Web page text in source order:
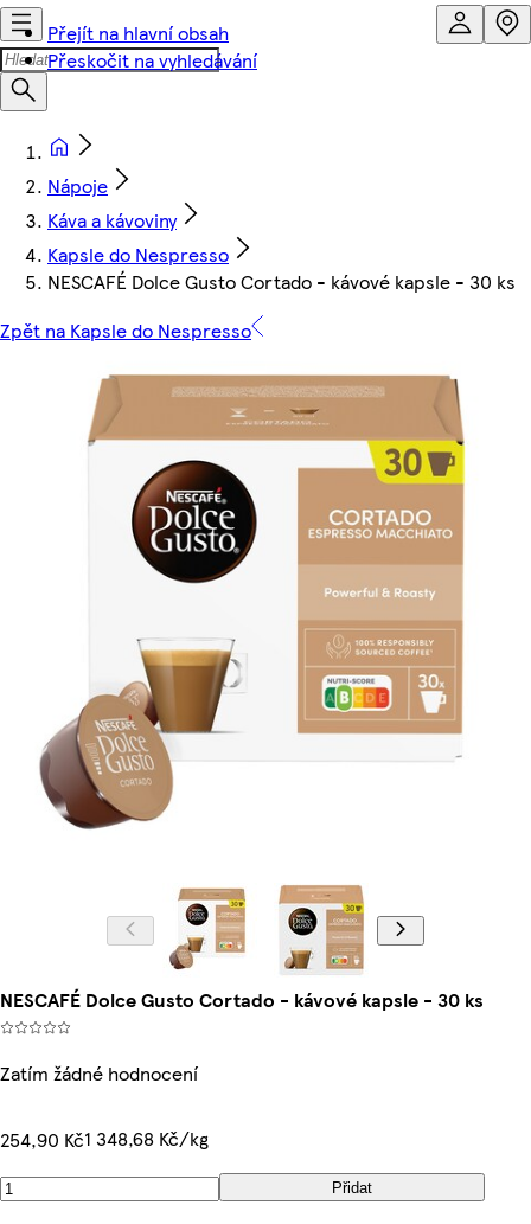
Přejít na hlavní obsah
Přeskočit na vyhledávání
Nápoje
Káva a kávoviny
Kapsle do Nespresso
NESCAFÉ Dolce Gusto Cortado - kávové kapsle - 30 ks
Zpět na Kapsle do Nespresso
NESCAFÉ Dolce Gusto Cortado - kávové kapsle - 30 ks
Zatím žádné hodnocení
254,90 Kč1 348,68 Kč/kg
Přidat